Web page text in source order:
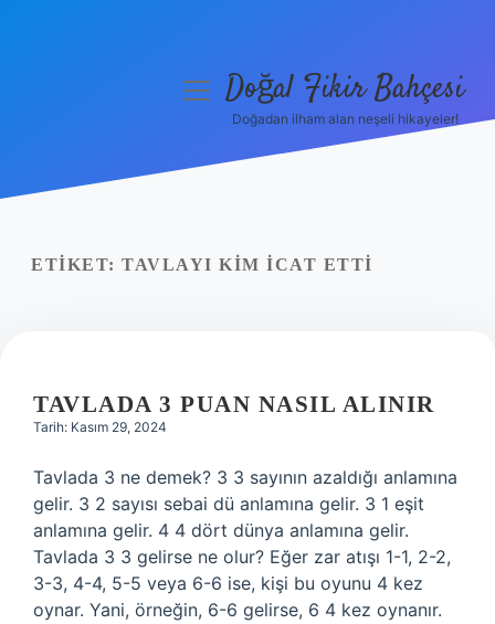
Yasal Uyarı
menüyüDoğal Fikir Bahçesi
Doğadan ilham alan neşeli hikayeler!
ETIKET: TAVLAYI KIM ICAT ETTI
TAVLADA 3 PUAN NASIL ALINIR
Tarih: Kasım 29, 2024
Tavlada 3 ne demek? 3 3 sayının azaldığı anlamına
gelir. 3 2 sayısı sebai dü anlamına gelir. 3 1 eşit
anlamına gelir. 4 4 dört dünya anlamına gelir.
Tavlada 3 3 gelirse ne olur? Eğer zar atışı 1-1, 2-2,
3-3, 4-4, 5-5 veya 6-6 ise, kişi bu oyunu 4 kez
oynar. Yani, örneğin, 6-6 gelirse, 6 4 kez oynanır.